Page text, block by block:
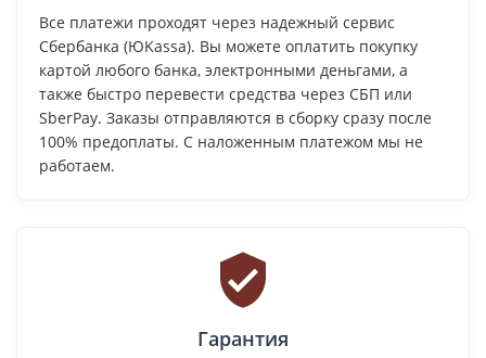
Все платежи проходят через надежный сервис
Сбербанка (ЮKassa). Вы можете оплатить покупку
картой любого банка, электронными деньгами, а
также быстро перевести средства через СБП или
SberPay. Заказы отправляются в сборку сразу после
100% предоплаты. С наложенным платежом мы не
работаем.
Гарантия